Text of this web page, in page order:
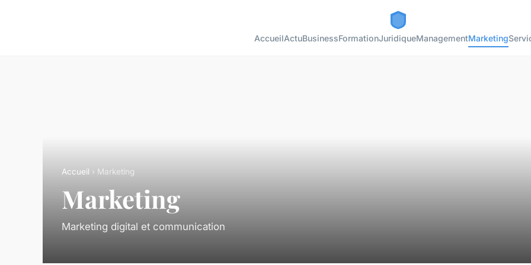
AccueilActuBusinessFormationJuridiqueManagementMarketing
Accueil › Marketing
Marketing
Marketing digital et communication